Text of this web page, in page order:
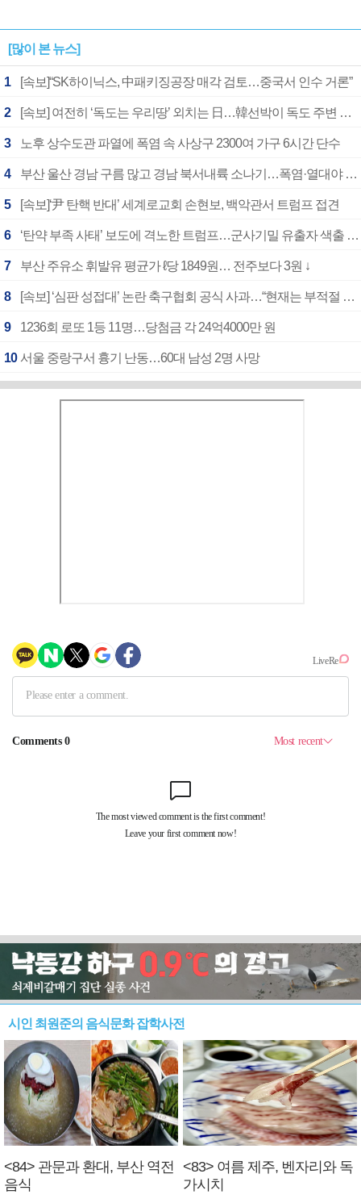
[많이 본 뉴스]
1 [속보]“SK하이닉스, 中패키징공장 매각 검토…중국서 인수 거론”
2 [속보] 여전히 ‘독도는 우리땅’ 외치는 日…韓선박이 독도 주변 해양조사 활동하자 반발
3 노후 상수도관 파열에 폭염 속 사상구 2300여 가구 6시간 단수
4 부산 울산 경남 구름 많고 경남 북서내륙 소나기…폭염·열대야 계속
5 [속보]‘尹 탄핵 반대’ 세계로교회 손현보, 백악관서 트럼프 접견
6 ‘탄약 부족 사태’ 보도에 격노한 트럼프…군사기밀 유출자 색출 지시
7 부산 주유소 휘발유 평균가 ℓ당 1849원… 전주보다 3원 ↓
8 [속보] ‘심판 성접대’ 논란 축구협회 공식 사과…“현재는 부적절 행위 없어”
9 1236회 로또 1등 11명…당첨금 각 24억4000만 원
10 서울 중랑구서 흉기 난동…60대 남성 2명 사망
시인 최원준의 음식문화 잡학사전
<84> 관문과 환대, 부산 역전
음식
<83> 여름 제주, 벤자리와 독
가시치